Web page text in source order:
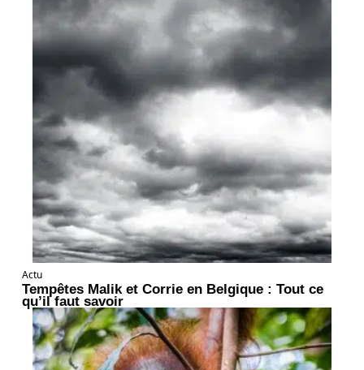
Actu
Tempêtes Malik et Corrie en Belgique : Tout ce
qu’il faut savoir